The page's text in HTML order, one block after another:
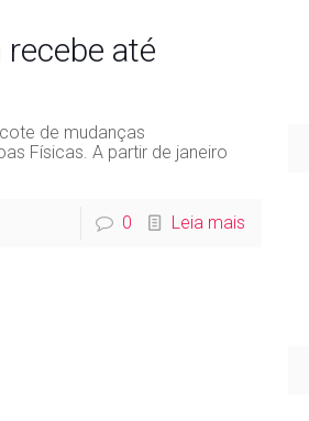
até
de mudanças
Físicas. A partir de janeiro
0 Leia mais